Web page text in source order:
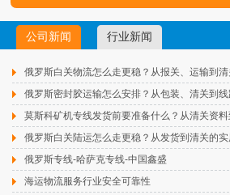
公司新闻 行业新闻
俄罗斯白关物流怎么走更稳？从报关、运输到
清楚
俄罗斯密封胶运输怎么安排？从包装、清关到
清楚
莫斯科矿机专线发货前要准备什么？从清关资
不能马虎
俄罗斯白关陆运怎么走更稳？从发货到清关的
俄罗斯专线-哈萨克专线-中国鑫盛
海运物流服务行业安全可靠性